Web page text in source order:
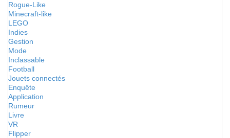
Rogue-Like
Minecraft-like
LEGO
Indies
Gestion
Mode
Inclassable
Football
Jouets connectés
Enquête
Application
Rumeur
Livre
VR
Flipper